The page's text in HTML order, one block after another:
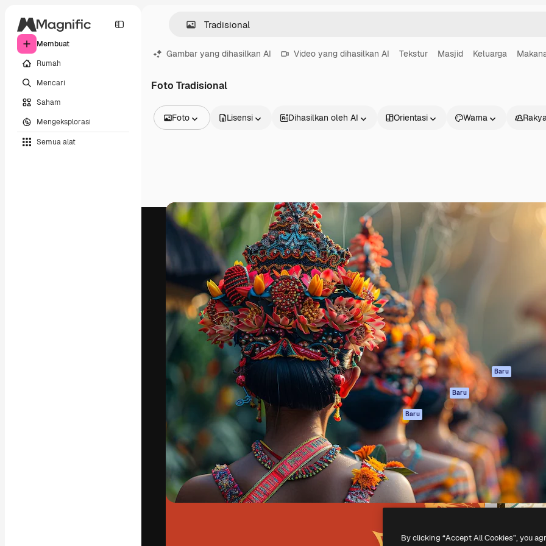
Membuat
Rumah
Mencari
Saham
Mengeksplorasi
Semua alat
Gambar yang dihasilkan AI Video yang dihasilkan AI Tekstur Masjid Keluarga
Foto Tradisional
Foto
Video
Rekaman
Grafik gerak
Templat video
Model 3D
Huruf
Lisensi Dihasilkan oleh AI Orientasi Warna
Platform kreatif untuk mengarahkan karya
terbaik Anda. Lebih dari 1 juta pelanggan
dari kalangan kreatif, perusahaan, agensi,
dan studio.
Bahasa Indonesia
Produk
Spaces
Asisten AI
Generator gambar
AI
Generator video AI
Generator suara AI
Konten stok
MCP untuk
Claude/ChatGPT
Baru
Agen Baru
API
Aplikasi seluler
Semua alat
Magnific
Penggunaan
Kebijakan privasi
Asli Baru
Kebijakan Cookie
Pusat
Afiliasi
Enterprise
Hak cipta dilindungi undang-undang.
By clicking “Accept All Cookies”, you